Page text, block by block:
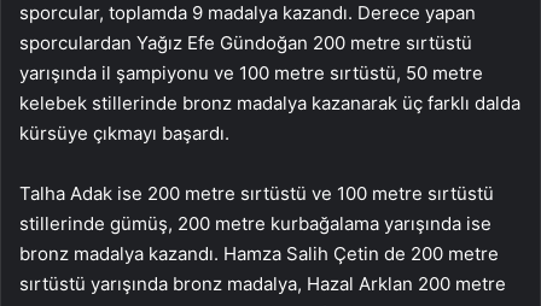
sporcular, toplamda 9 madalya kazandı. Derece yapan
sporculardan Yağız Efe Gündoğan 200 metre sırtüstü
yarışında il şampiyonu ve 100 metre sırtüstü, 50 metre
kelebek stillerinde bronz madalya kazanarak üç farklı dalda
kürsüye çıkmayı başardı.
Talha Adak ise 200 metre sırtüstü ve 100 metre sırtüstü
stillerinde gümüş, 200 metre kurbağalama yarışında ise
bronz madalya kazandı. Hamza Salih Çetin de 200 metre
sırtüstü yarışında bronz madalya, Hazal Arklan 200 metre